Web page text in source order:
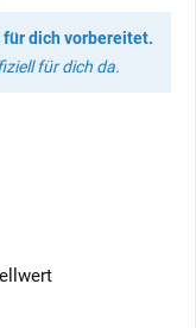
für dich vorbereitet.
für dich da.